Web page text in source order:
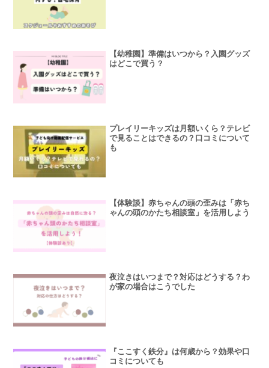
【幼稚園】準備はいつから？入園グッズ
はどこで買う？
プレイリーキッズは月額いくら？テレビ
で見ることはできるの？口コミについて
も
【体験談】赤ちゃんの頭の歪みは「赤ち
ゃんの頭のかたち相談室」を活用しよう
夜泣きはいつまで？対応はどうする？わ
が家の場合はこうでした
『ここすく鉄分』は何歳から？効果や口
コミについても